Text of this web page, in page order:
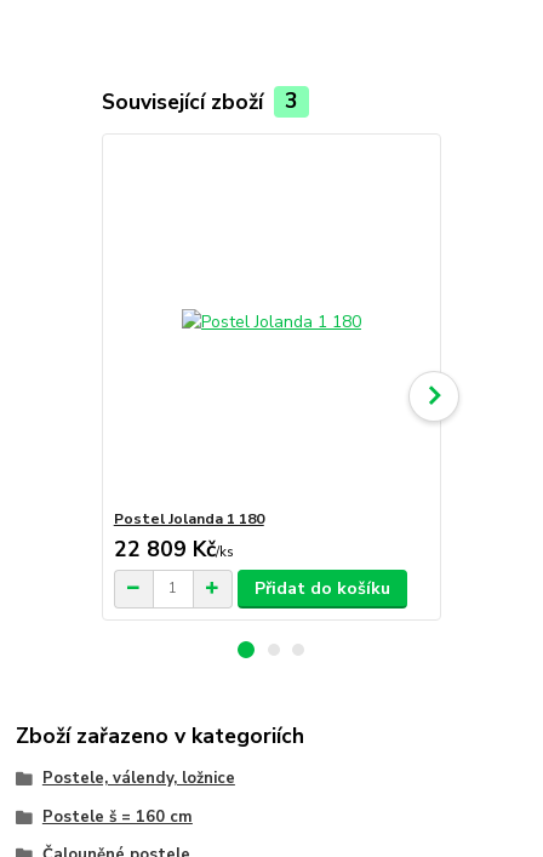
Související zboží 3
Postel Jolanda 1 180
22 809 Kč/ks
Přidat do košíku
Zboží zařazeno v kategoriích
Postele, válendy, ložnice
Postele š = 160 cm